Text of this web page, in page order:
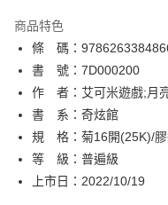
相關說明
【關於「AFTEE先享後付」】
AFTEE先享後付是「在收到商
便利好安心！
１．簡單：不需註冊會員、不
２．便利：只要手機號碼，簡
３．安心：先確認商品／服務
【「AFTEE先享後付」結帳流程
１．於結帳方式選擇「AFTEE
ATM付款
運送方式
全家取貨付款
每筆NT$80，滿NT$500(含
商品特色
條 碼：
書 號：7D000200
作 者：艾可米遊戲;月
書 系：奇炫館
規 格：菊16開(25K)/
等 級：普遍級
上市日：2022/10/19